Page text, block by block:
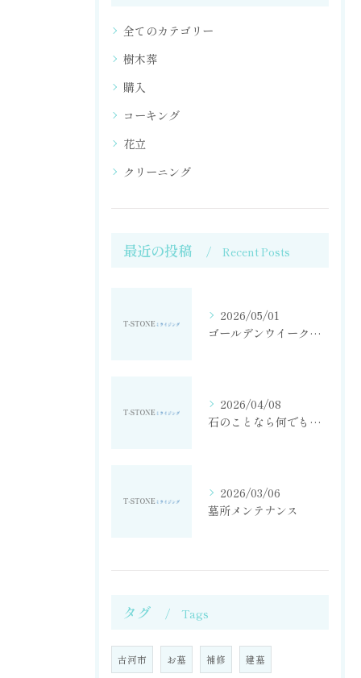
全てのカテゴリー
樹木葬
購入
コーキング
花立
クリーニング
最近の投稿 Recent Posts
2026/05/01
ゴールデンウイーク中も営業しております
2026/04/08
石のことなら何でもお任せください！
2026/03/06
墓所メンテナンス
タグ Tags
古河市 お墓 補修 建墓